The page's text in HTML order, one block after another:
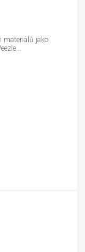
materiálů jako